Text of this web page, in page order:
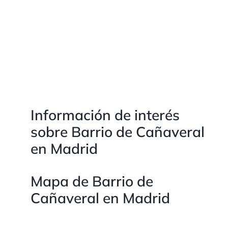
Información de interés
sobre Barrio de Cañaveral
en Madrid
Mapa de Barrio de
Cañaveral en Madrid